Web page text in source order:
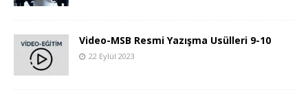
Video-MSB Resmi Yazışma Usülleri 9-10
22 Eylül 2023